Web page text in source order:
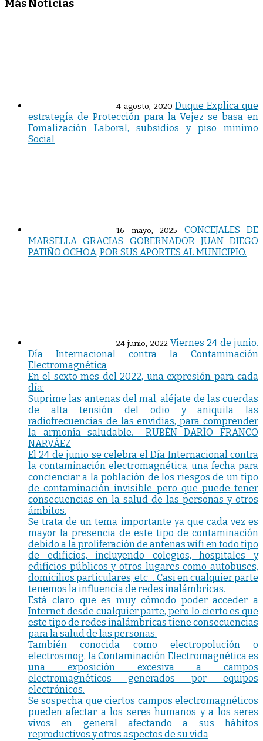
Más Noticias
4 agosto, 2020 Duque Explica que
estrategía de Protección para la Vejez se basa en
Fomalización Laboral, subsidios y piso minimo
Social
16 mayo, 2025
CONCEJALES DE
MARSELLA GRACIAS GOBERNADOR JUAN DIEGO
PATIÑO OCHOA, POR SUS APORTES AL MUNICIPIO.
24 junio, 2022 Viernes 24 de junio.
Día Internacional contra la Contaminación
Electromagnética
En el sexto mes del 2022, una expresión para cada
día:
Suprime las antenas del mal, aléjate de las cuerdas
de alta tensión del odio y aniquila las
radiofrecuencias de las envidias, para comprender
la armonía saludable. –RUBÉN DARÍO FRANCO
NARVÁEZ
El 24 de junio se celebra el Día Internacional contra
la contaminación electromagnética, una fecha para
concienciar a la población de los riesgos de un tipo
de contaminación invisible pero que puede tener
consecuencias en la salud de las personas y otros
ámbitos.
Se trata de un tema importante ya que cada vez es
mayor la presencia de este tipo de contaminación
debido a la proliferación de antenas wifi en todo tipo
de edificios, incluyendo colegios, hospitales y
edificios públicos y otros lugares como autobuses,
domicilios particulares, etc… Casi en cualquier parte
tenemos la influencia de redes inalámbricas.
Está claro que es muy cómodo poder acceder a
Internet desde cualquier parte, pero lo cierto es que
este tipo de redes inalámbricas tiene consecuencias
para la salud de las personas.
También conocida como electropolución o
electrosmog, la Contaminación Electromagnética es
una exposición excesiva a campos
electromagnéticos generados por equipos
electrónicos.
Se sospecha que ciertos campos electromagnéticos
pueden afectar a los seres humanos y a los seres
vivos en general afectando a sus hábitos
reproductivos y otros aspectos de su vida